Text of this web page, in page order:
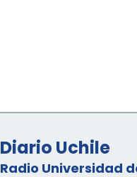
Diario Uchile
Radio Universidad